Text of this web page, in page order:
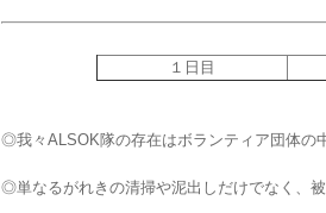
１日目
◎我々ALSOK隊の存在はボランティア団体の
◎単なるがれきの清掃や泥出しだけでなく、